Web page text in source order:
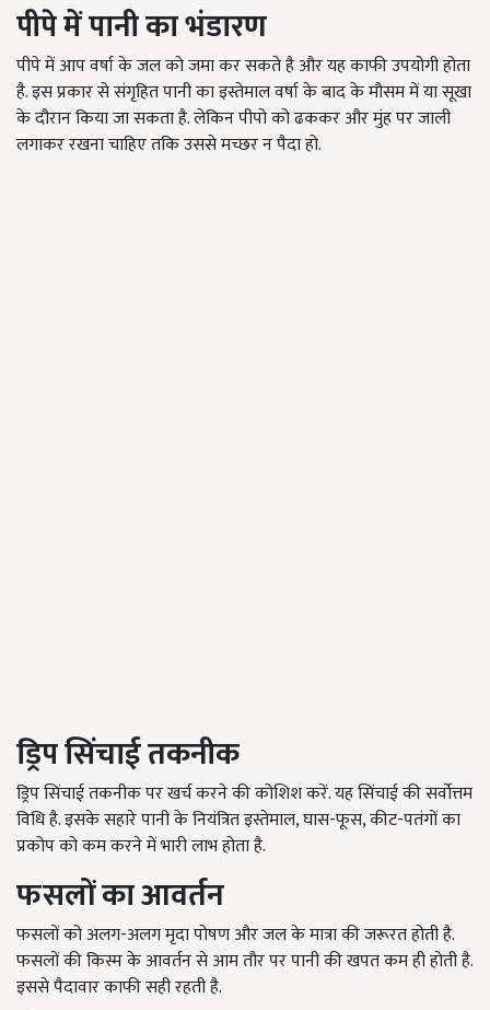
पीपे में पानी का भंडारण
पीपे में आप वर्षा के जल को जमा कर सकते है और यह काफी उपयोगी होता
है. इस प्रकार से संगृहित पानी का इस्तेमाल वर्षा के बाद के मौसम में या सूखा
के दौरान किया जा सकता है. लेकिन पीपो को ढककर और मुंह पर जाली
लगाकर रखना चाहिए तकि उससे मच्छर न पैदा हो.
ड्रिप सिंचाई तकनीक
ड्रिप सिंचाई तकनीक पर खर्च करने की कोशिश करें. यह सिंचाई की सर्वोत्तम
विधि है. इसके सहारे पानी के नियंत्रित इस्तेमाल, घास-फूस, कीट-पतंगों का
प्रकोप को कम करने में भारी लाभ होता है.
फसलों का आवर्तन
फसलों को अलग-अलग मृदा पोषण और जल के मात्रा की जरूरत होती है.
फसलों की किस्म के आवर्तन से आम तौर पर पानी की खपत कम ही होती है.
इससे पैदावार काफी सही रहती है.